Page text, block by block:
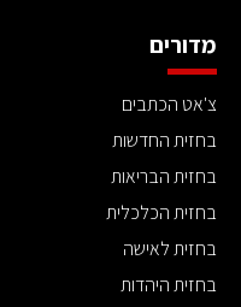
מדורים
צ'אט הכתבים
בחזית החדשות
בחזית הבריאות
בחזית הכלכלית
בחזית לאישה
בחזית היהדות